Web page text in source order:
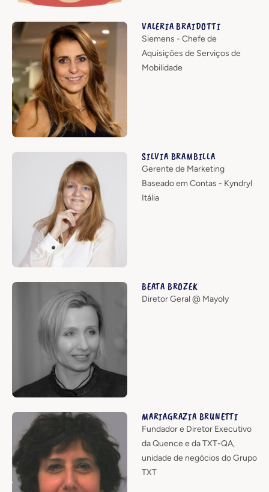
VALERIA BRAIDOTTI
Siemens - Chefe de
Aquisições de Serviços de
Mobilidade
SILVIA BRAMBILLA
Gerente de Marketing
Baseado em Contas - Kyndryl
Itália
BEATA BROZEK
Diretor Geral @ Mayoly
MARIAGRAZIA BRUNETTI
Fundador e Diretor Executivo
da Quence e da TXT-QA,
unidade de negócios do Grupo
TXT